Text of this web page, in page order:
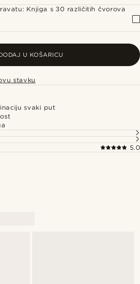
Knjiga s 30 različitih čvorova
U KOŠARICU
stavku
svaki put
5.0